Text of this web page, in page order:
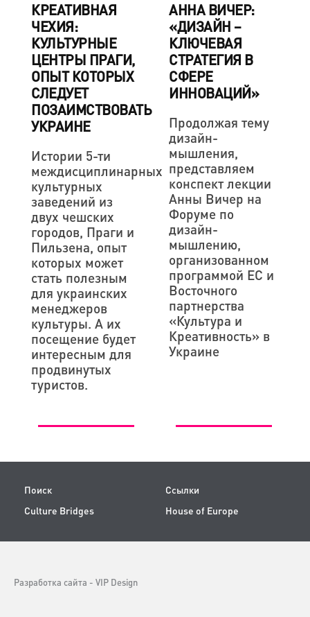
КРЕАТИВНАЯ
ЧЕХИЯ:
КУЛЬТУРНЫЕ
ЦЕНТРЫ ПРАГИ,
ОПЫТ КОТОРЫХ
СЛЕДУЕТ
ПОЗАИМСТВОВАТЬ
УКРАИНЕ
Истории 5-ти
междисциплинарных
культурных
заведений из
двух чешских
городов, Праги и
Пильзена, опыт
которых может
стать полезным
для украинских
менеджеров
культуры. А их
посещение будет
интересным для
продвинутых
туристов.
АННА ВИЧЕР:
«ДИЗАЙН –
КЛЮЧЕВАЯ
СТРАТЕГИЯ В
СФЕРЕ
ИННОВАЦИЙ»
Продолжая тему
дизайн-
мышления,
представляем
конспект лекции
Анны Вичер на
Форуме по
дизайн-
мышлению,
организованном
программой ЕС и
Восточного
партнерства
«Культура и
Креативность» в
Украине
Поиск
Ссылки
Culture Bridges
House of Europe
Разработка сайта - VIP Design